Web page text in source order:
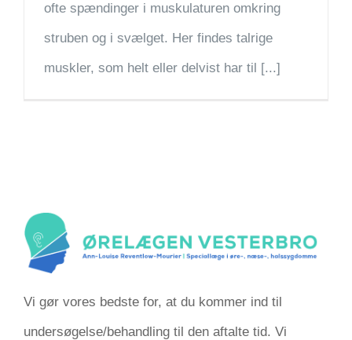
ofte spændinger i muskulaturen omkring
struben og i svælget. Her findes talrige
muskler, som helt eller delvist har til [...]
Vi gør vores bedste for, at du kommer ind til
undersøgelse/behandling til den aftalte tid. Vi